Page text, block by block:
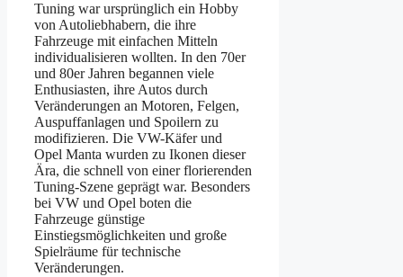
Tuning war ursprünglich ein Hobby
von Autoliebhabern, die ihre
Fahrzeuge mit einfachen Mitteln
individualisieren wollten. In den 70er
und 80er Jahren begannen viele
Enthusiasten, ihre Autos durch
Veränderungen an Motoren, Felgen,
Auspuffanlagen und Spoilern zu
modifizieren. Die VW-Käfer und
Opel Manta wurden zu Ikonen dieser
Ära, die schnell von einer florierenden
Tuning-Szene geprägt war. Besonders
bei VW und Opel boten die
Fahrzeuge günstige
Einstiegsmöglichkeiten und große
Spielräume für technische
Veränderungen.